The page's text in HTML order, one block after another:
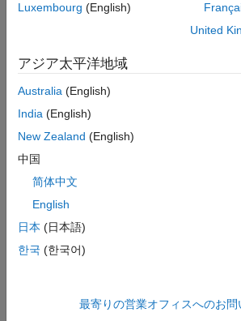
例
lbldefsを使用して入力データ ソース
signalLabelDefinition
lss= labeledSignalSet(
セットのメンバーの名前を指定します。
て、メンバー名を変更します。
lss = labeledSignalSet(
名前と値の引数を使用して
と値の引数を指定できます。各プロパテ
Luxembourg (English)
United
アジア太平洋地域
Australia (English)
India (English)
New Zealand (English)
中国
简体中文
English
日本 (日本語)
한국 (한국어)
最寄りの営業オフィスへのお問